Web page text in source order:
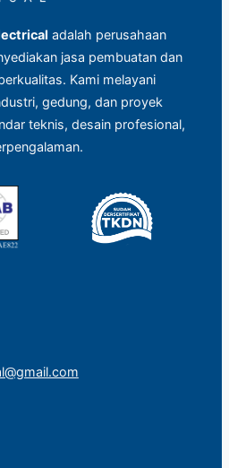
adalah perusahaan
jasa pembuatan dan
Kami melayani
gedung, dan proyek
teknis, desain profesional,